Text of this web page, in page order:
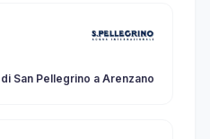
San Pellegrino a Arenzano